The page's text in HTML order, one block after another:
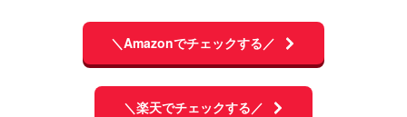
＼Amazonでチェックする／
＼楽天でチェックする／